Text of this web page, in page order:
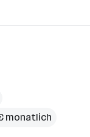
monatlich